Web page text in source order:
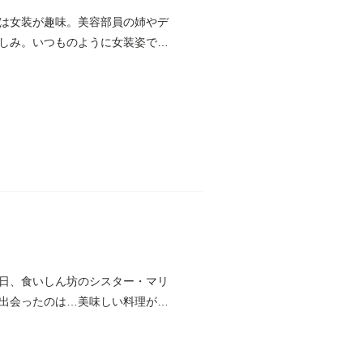
女装が趣味。美容部員の姉やデ
。いつものように女装姿で街
食いしん坊のシスター・マリ
会ったのは…美味しい料理がい